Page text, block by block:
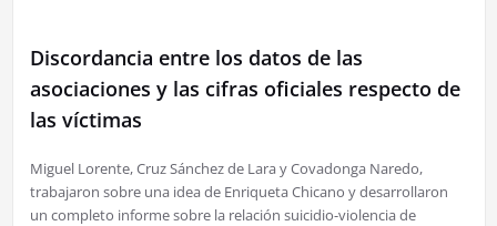
Discordancia entre los datos de las
asociaciones y las cifras oficiales respecto de
las víctimas
Miguel Lorente, Cruz Sánchez de Lara y Covadonga Naredo,
trabajaron sobre una idea de Enriqueta Chicano y desarrollaron
un completo informe sobre la relación suicidio-violencia de